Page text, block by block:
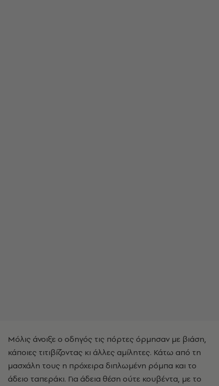
Μόλις άνοιξε ο οδηγός τις πόρτες όρμησαν με βιάση,
κάποιες τιτιβίζοντας κι άλλες αμίλητες. Κάτω από τη
μασχάλη τους η πρόχειρα διπλωμένη ρόμπα και το
άδειο ταπεράκι. Για άδεια θέση ούτε κουβέντα, με το